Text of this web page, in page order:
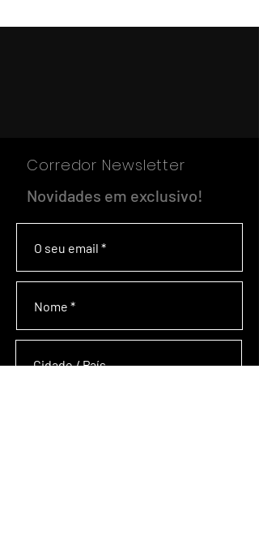
Corredor Newsletter
Novidades em exclusivo!